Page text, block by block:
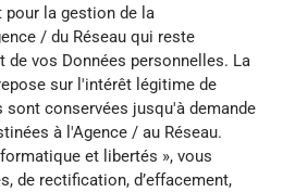
la gestion de la
/ du Réseau qui reste
de vos Données personnelles. La
sur l'intérêt légitime de
sont conservées jusqu'à demande
à l'Agence / au Réseau.
et libertés », vous
de rectification, d’effacement,